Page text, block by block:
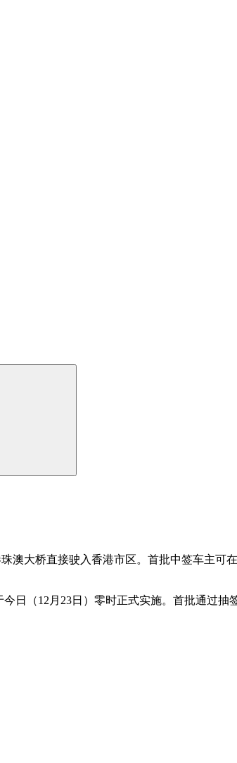
澳大桥直接驶入香港市区。首批中签车主可
日（12月23日）零时正式实施。首批通过